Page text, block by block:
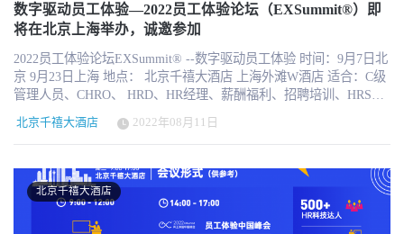
以免费获取参会门票）。 · 对于HR科技服务机构 可以获得最佳的机
会展示，呈现，推广，获取客户，赢得市场，树立专业高端品牌，
什么不能错过？ 获得最新HR科技动态，保持最前沿 未来新环境中
应对挑战的策略与方法 从知名专家和企业中学习，强大自己 体验新
的产品和技术，时刻警惕市场动态 与同行交流互动，加入HRTech互
动圈子 获得2023最新版本HR科技云图珍藏 更多收益，怎么能错
http://hrnext.cn/p8QTK4（企业HR同仁免费参加） 适合人群：
CHRO、CTO、CIO和企业决策者、HRIS、HRSSC、HR总监、HR经
理、HR科技服务商和创新机构、顾问和HRTech专家、投资人等 论坛
日程及嘉宾即将揭晓，随时关注我们微信公众号：HRTechChina 赞助
数字驱动员工体验—2022员工体验论坛（EXSummit®）即
将在北京上海举办，诚邀参加
2022员工体验论坛EXSummit® --数字驱动员工体验 时间：9月7日北
京 9月23日上海 地点： 北京千禧大酒店 上海外滩W酒店 适合：C级
管理人员、CHRO、 HRD、HR经理、薪酬福利、招聘培训、HRSSC
负责人等对前沿新知有强烈意愿的管理者 报名：
http://hrnext.cn/NwYk93 本次论坛名额限制，仅限企业HR免费参
加，非企业HR将需购买门票且数量有限。 员工体验已经成为组织获
得未来发展优势的重要机会，疫情反复加上经济和人口变化，使得
组织对员工体验的重视程度前所未有。从2019年员工体验研究院开
始组建到现在，我们已经发布了员工体验旅程图、员工体验指数、
员工体验大奖、员工体验论坛等，大力推动员工体验在组织中的落
北京千禧大酒店 2022年08月11日
北京千禧大酒店